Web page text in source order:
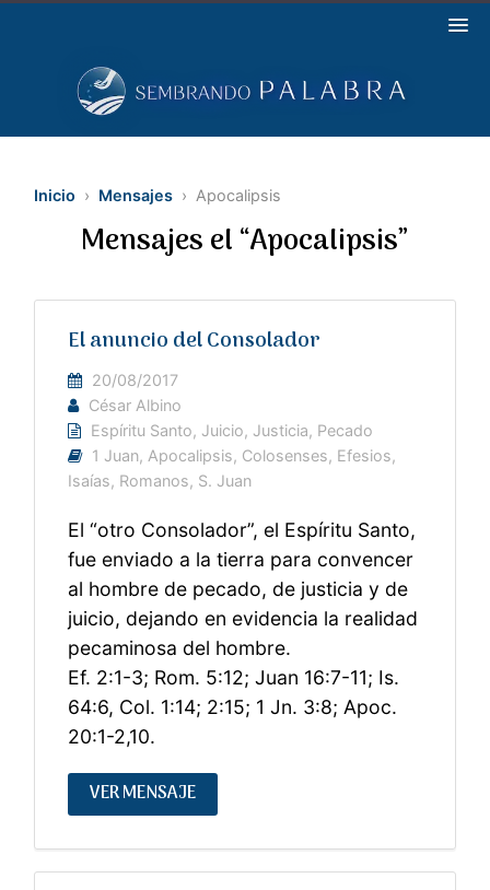
Inicio › Mensajes › Apocalipsis
Mensajes el “Apocalipsis”
El anuncio del Consolador
20/08/2017
César Albino
Espíritu Santo, Juicio, Justicia, Pecado
1 Juan, Apocalipsis, Colosenses, Efesios,
Isaías, Romanos, S. Juan
El “otro Consolador”, el Espíritu Santo,
fue enviado a la tierra para convencer
al hombre de pecado, de justicia y de
juicio, dejando en evidencia la realidad
pecaminosa del hombre.
Ef. 2:1-3; Rom. 5:12; Juan 16:7-11; Is.
64:6, Col. 1:14; 2:15; 1 Jn. 3:8; Apoc.
20:1-2,10.
VER MENSAJE